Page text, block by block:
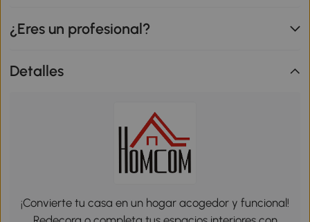
¿Eres un profesional?
Detalles
¡Convierte tu casa en un hogar acogedor y funcional!